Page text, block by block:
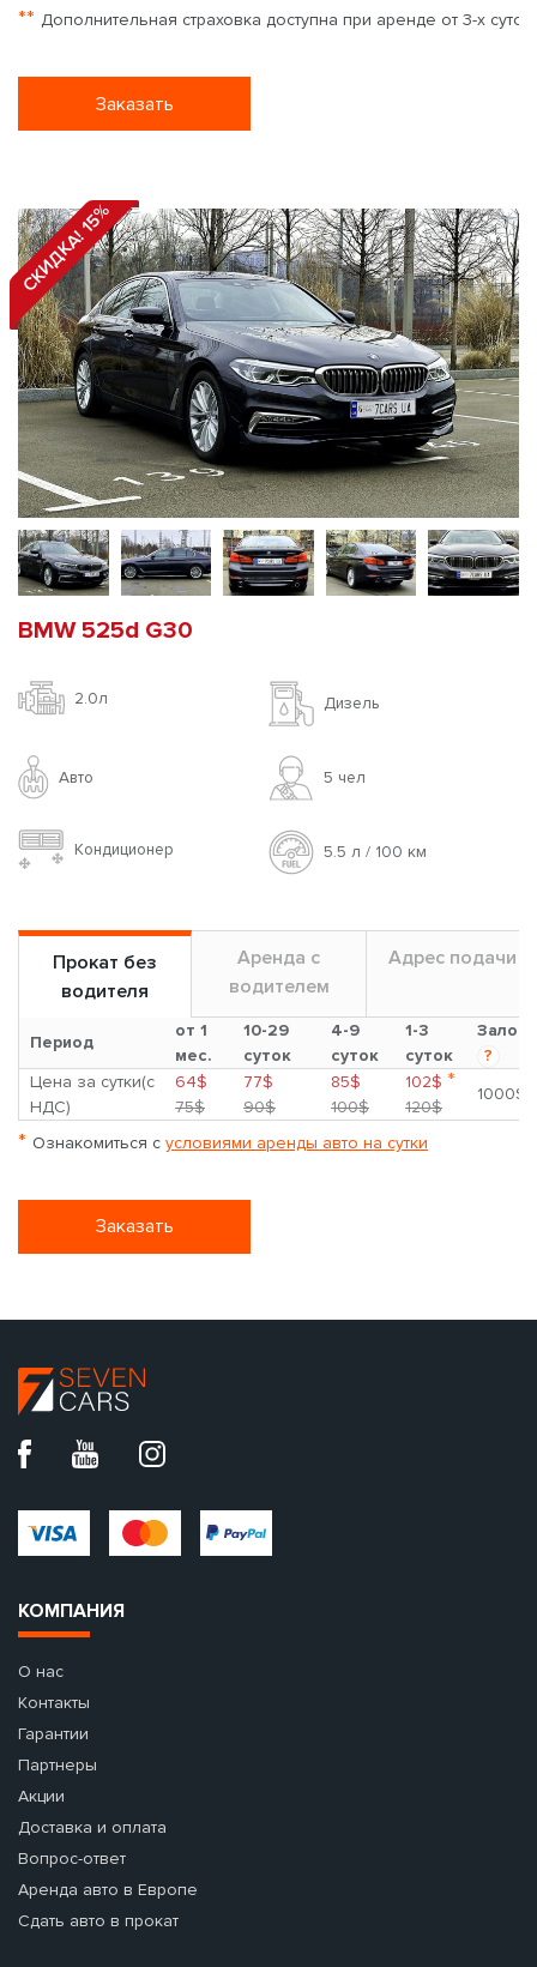
** Дополнительная страховка доступна при аренде от 3-х суток
Заказать
СКИДКА! 15%
BMW 525d G30
2.0л Дизель
Авто 5 чел
Кондиционер 5.5 л / 100 км
Прокат без
водителя
Аренда с
водителем
Адрес подачи
Период
от 1
мес.
10-29
суток
4-9
суток
1-3
суток
Залог
?
Цена за сутки(с
НДС)
64$
75$
77$
90$
85$
100$
102$ *
120$
1000$
* Ознакомиться с условиями аренды авто на сутки
Заказать
КОМПАНИЯ
О нас
Контакты
Гарантии
Партнеры
Акции
Доставка и оплата
Вопрос-ответ
Аренда авто в Европе
Сдать авто в прокат